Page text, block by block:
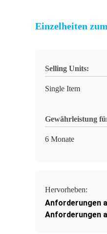
Einzelheiten
Selling Units:
Single Item
Gewährleistung
6 Monate
Hervorheben:
Anforderungen
Anforderungen